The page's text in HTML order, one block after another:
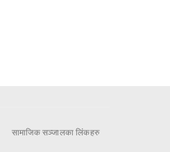
सामाजिक सञ्जालका लिंकहरु